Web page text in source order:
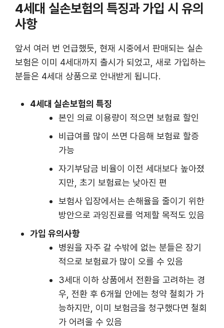
4세대 실손보험의 특징과 가입 시 유의
사항
앞서 여러 번 언급했듯, 현재 시중에서 판매되는 실손
보험은 이미 4세대까지 출시가 되었고, 새로 가입하는
분들은 4세대 상품으로 안내받게 됩니다.
4세대 실손보험의 특징
본인 의료 이용량이 적으면 보험료 할인
비급여를 많이 쓰면 다음해 보험료 할증
가능
자기부담금 비율이 이전 세대보다 높아졌
지만, 초기 보험료는 낮아진 편
보험사 입장에서는 손해율을 줄이기 위한
방안으로 과잉진료를 억제할 목적도 있음
가입 유의사항
병원을 자주 갈 수밖에 없는 분들은 장기
적으로 보험료가 많이 오를 수 있음
3세대 이하 상품에서 전환을 고려하는 경
우, 전환 후 6개월 안에는 청약 철회가 가
능하지만, 이미 보험금을 청구했다면 철회
가 어려울 수 있음